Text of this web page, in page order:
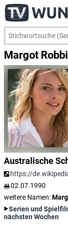
Margot
Australische
https://
02.07.1990
weitere Namen:
Serien und
nächsten Wochen